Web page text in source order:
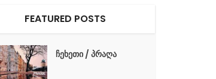
FEATURED POSTS
ჩეხეთი / პრაღა